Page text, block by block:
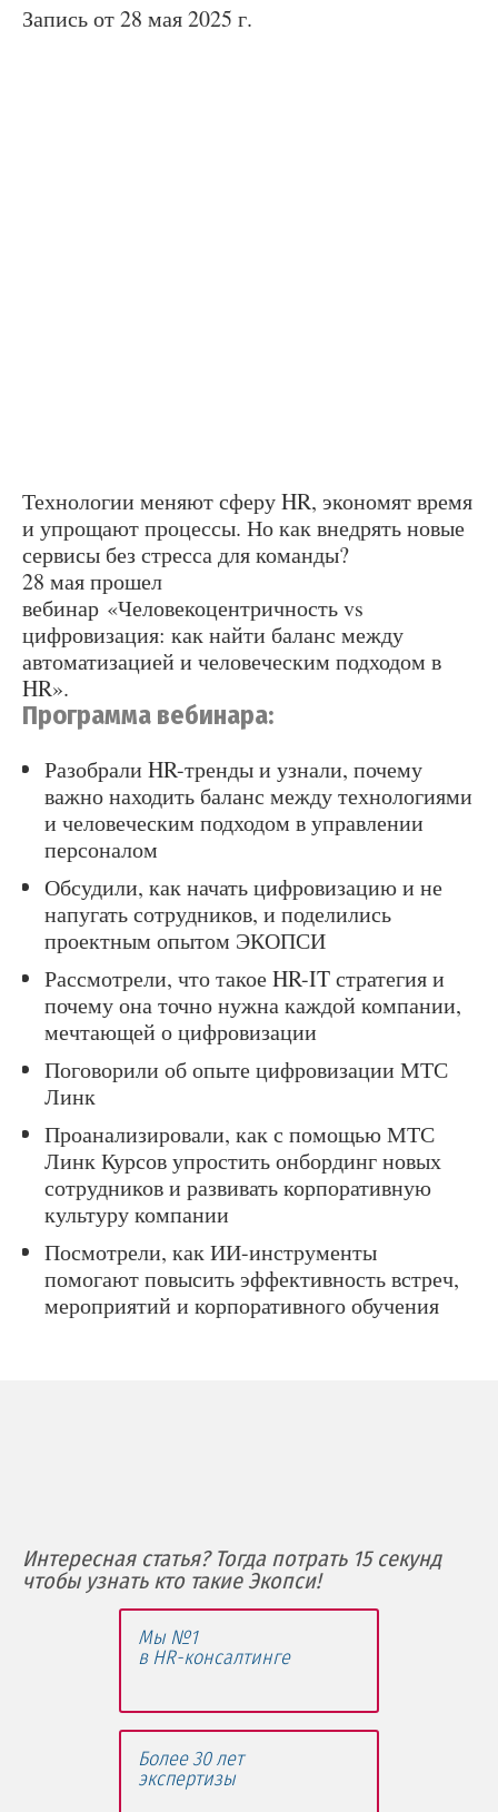
Запись от 28 мая 2025 г.
Технологии меняют сферу HR, экономят время
и упрощают процессы. Но как внедрять новые
сервисы без стресса для команды?
28 мая прошел
вебинар «Человекоцентричность vs
цифровизация: как найти баланс между
автоматизацией и человеческим подходом в
HR».
Программа вебинара:
Разобрали HR-тренды и узнали, почему
важно находить баланс между технологиями
и человеческим подходом в управлении
персоналом
Обсудили, как начать цифровизацию и не
напугать сотрудников, и поделились
проектным опытом ЭКОПСИ
Рассмотрели, что такое HR-IT стратегия и
почему она точно нужна каждой компании,
мечтающей о цифровизации
Поговорили об опыте цифровизации МТС
Линк
Проанализировали, как с помощью МТС
Линк Курсов упростить онбординг новых
сотрудников и развивать корпоративную
культуру компании
Посмотрели, как ИИ-инструменты
помогают повысить эффективность встреч,
мероприятий и корпоративного обучения
Интересная статья? Тогда потрать 15 секунд
чтобы узнать кто такие Экопси!
Мы №1
в HR-консалтинге
Более 30 лет
экспертизы